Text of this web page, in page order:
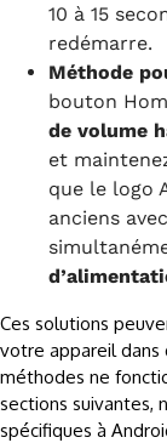
10 à 15
redémarre.
Méthode
bouton
de volume
et
que le logo
anciens
Ces solutions
votre appareil dans
méthodes ne
sections suivantes,
spécifiques à